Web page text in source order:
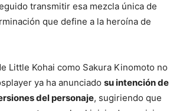
transmitir esa mezcla única de
que define a la heroína de
Little Kohai como Sakura Kinomoto no
ya ha anunciado su intención de
del personaje, sugiriendo que